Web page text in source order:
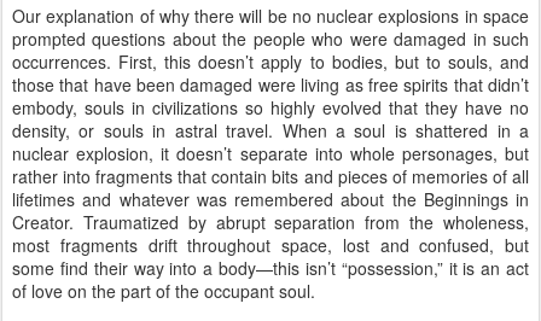
most fragments drift throughout space, lost and confused, but
some find their way into a body—this isn’t “possession,” it is an act
of love on the part of the occupant soul.
Specially-trained teams search the heavens for the fragments,
which emit vibrations on a unique bandwidth, and when one is
found, it is transported to a healing facility where it is lovingly
nurtured. When all fragments are located—in linear time this may
take millennia—an intricate process is undertaken to restore the
soul to its wholeness with every aspect of each lifetime in proper
sequence. The diligent search and complex restoration show the
infinite, eternal importance of each and every soul to Creator and,
in this universe, to God.